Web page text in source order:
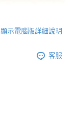
顯示電腦版詳細說明
客服